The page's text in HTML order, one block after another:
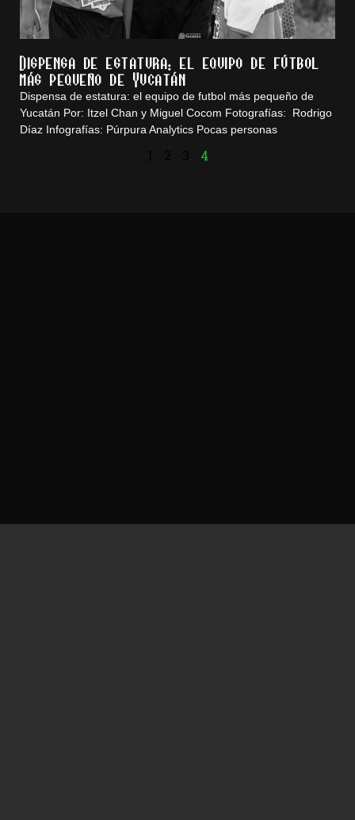
Dispensa de estatura: el equipo de fútbol
más pequeño de Yucatán
Dispensa de estatura: el equipo de futbol más pequeño de
Yucatán Por: Itzel Chan y Miguel Cocom Fotografías: Rodrigo
Díaz Infografías: Púrpura Analytics Pocas personas
4